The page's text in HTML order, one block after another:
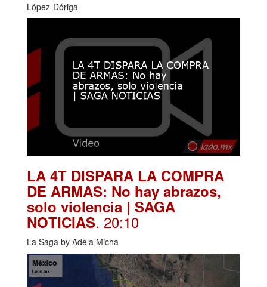
López-Dóriga
LA 4T DISPARA LA COMPRA
DE ARMAS: No hay abrazos,
solo violencia | SAGA
NOTICIAS. 20:10
La Saga by Adela Micha